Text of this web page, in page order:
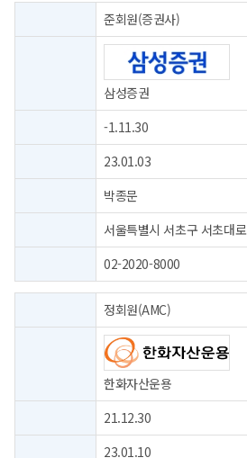
준회원(증권사)
삼성증권
-1.11.30
23.01.03
박종문
서울특별시 서초구 서초대
02-2020-8000
정회원(AMC)
한화자산운용
21.12.30
23.01.10